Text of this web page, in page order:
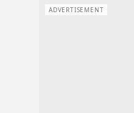
ADVERTISEMENT